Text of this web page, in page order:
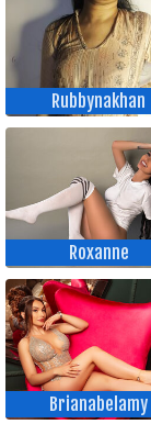
Rubbynakhan
Roxanne
Brianabelamy